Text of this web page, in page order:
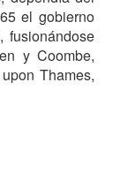
el gobierno
y Coombe,
Thames,